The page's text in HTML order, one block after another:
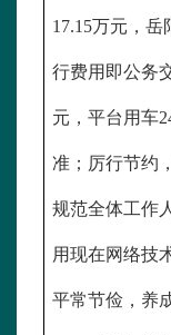
17.15万元，
行费用即公务
元，平台用车
准；厉行节约
规范全体工作
用现在网络技
平常节俭，养